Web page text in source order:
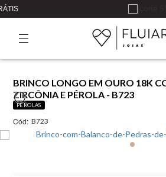
BRINCO LONGO EM OURO 18K
ZIRCÔNIA E PÉROLA - B723
PÉROLAS
Cód: B723